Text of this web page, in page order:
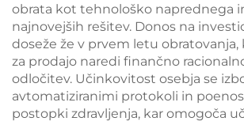
obrata kot tehnološko naprednega
najnovejših rešitev. Donos na
doseže že v prvem letu obratovanja,
za prodajo naredi finančno
odločitev. Učinkovitost osebja se
avtomatiziranimi protokoli in
postopki zdravljenja, kar omogoča